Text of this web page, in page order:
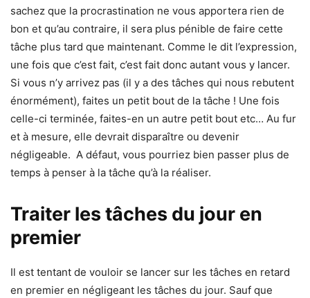
sachez que la procrastination ne vous apportera rien de
bon et qu’au contraire, il sera plus pénible de faire cette
tâche plus tard que maintenant. Comme le dit l’expression,
une fois que c’est fait, c’est fait donc autant vous y lancer.
Si vous n’y arrivez pas (il y a des tâches qui nous rebutent
énormément), faites un petit bout de la tâche ! Une fois
celle-ci terminée, faites-en un autre petit bout etc… Au fur
et à mesure, elle devrait disparaître ou devenir
négligeable. A défaut, vous pourriez bien passer plus de
temps à penser à la tâche qu’à la réaliser.
Traiter les tâches du jour en
premier
Il est tentant de vouloir se lancer sur les tâches en retard
en premier en négligeant les tâches du jour. Sauf que